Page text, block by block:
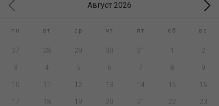
Август 2026
пн вт ср чт пт сб вс
27 28 29 30 31 1 2
3 4 5 6 7 8 9
10 11 12 13 14 15 16
17 18 19 20 21 22 23